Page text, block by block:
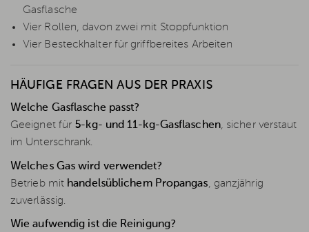
Gasflasche
Vier Rollen, davon zwei mit Stoppfunktion
Vier Besteckhalter für griffbereites Arbeiten
HÄUFIGE FRAGEN AUS DER PRAXIS
Welche Gasflasche passt?
Geeignet für 5-kg- und 11-kg-Gasflaschen, sicher verstaut
im Unterschrank.
Welches Gas wird verwendet?
Betrieb mit handelsüblichem Propangas, ganzjährig
zuverlässig.
Wie aufwendig ist die Reinigung?